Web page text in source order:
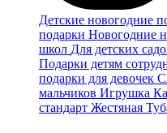
Детские новогодние
подарки Новогодние
школ Для детских
Подарки детям
подарки для девочек
мальчиков Игрушка
стандарт Жестяная